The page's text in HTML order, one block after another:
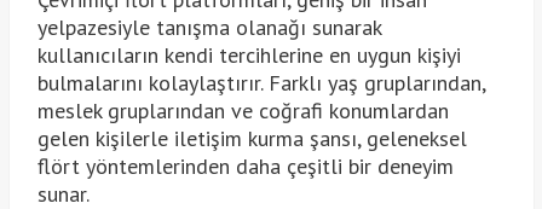
yelpazesiyle tanışma olanağı sunarak
kullanıcıların kendi tercihlerine en uygun kişiyi
bulmalarını kolaylaştırır. Farklı yaş gruplarından,
meslek gruplarından ve coğrafi konumlardan
gelen kişilerle iletişim kurma şansı, geleneksel
flört yöntemlerinden daha çeşitli bir deneyim
sunar.